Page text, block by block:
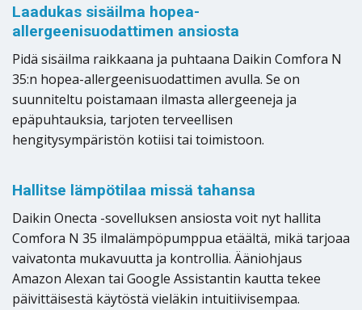
Laadukas sisäilma hopea-
allergeenisuodattimen ansiosta
Pidä sisäilma raikkaana ja puhtaana Daikin Comfora N
35:n hopea-allergeenisuodattimen avulla. Se on
suunniteltu poistamaan ilmasta allergeeneja ja
epäpuhtauksia, tarjoten terveellisen
hengitysympäristön kotiisi tai toimistoon.
Hallitse lämpötilaa missä tahansa
Daikin Onecta -sovelluksen ansiosta voit nyt hallita
Comfora N 35 ilmalämpöpumppua etäältä, mikä tarjoaa
vaivatonta mukavuutta ja kontrollia. Ääniohjaus
Amazon Alexan tai Google Assistantin kautta tekee
päivittäisestä käytöstä vieläkin intuitiivisempaa.